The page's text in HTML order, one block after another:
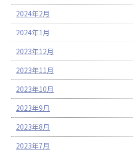
2024年2月
2024年1月
2023年12月
2023年11月
2023年10月
2023年9月
2023年8月
2023年7月